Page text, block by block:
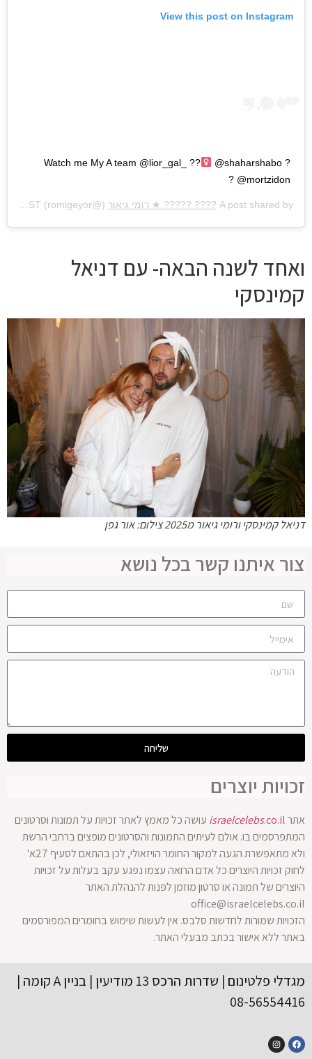
View this post on Instagram
Watch me My A team @lior_gal_ ??‍
@shaharshabo ?
@mortzidon ?
A post shared by ???? ????? ★ רומי גיאור (@romigeyor) on
Feb 10, 2019 at 9:37am PST
ואחד לשנה הבאה- עם דניאל
קמינסקי
דניאל קמינסקי ורומי גיאור מ2025 צילום: אור גפן
צור איתנו קשר בכל נושא
שליחה
זכויות יוצרים
אתר israelcelebs.co.il
עושה כל מאמץ לאתר זכויות על תמונות וסרטונים
המתפרסמים בו. אולם לעיתים התמונות והסרטונים מופצים ברחבי הרשת
ולא מתאפשרת הגעה למקור החומר הויזאולי, לכן בהתאם לסעיף 27א'
לחוק זכויות היוצרים כל אדם הרואה עצמו נפגע עקב בעלות על זכויות
היוצרים של תמונה או סרטון מוזמן לפנות להנהלת האתר
office@israelcelebs.co.il
הזכויות שמורות לחדשות סלבס. אין לעשות שימוש בחומרים המפורסמים
באתר ללא אישור בכתב מבעלי האתר.
מגדלי פלטינום | שדרות הרכס 13 מודיעין | בניין A קומה |
08-56554416